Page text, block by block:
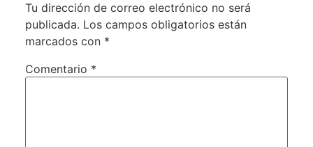
Tu dirección de correo electrónico no será
publicada. Los campos obligatorios están
marcados con *
Comentario *